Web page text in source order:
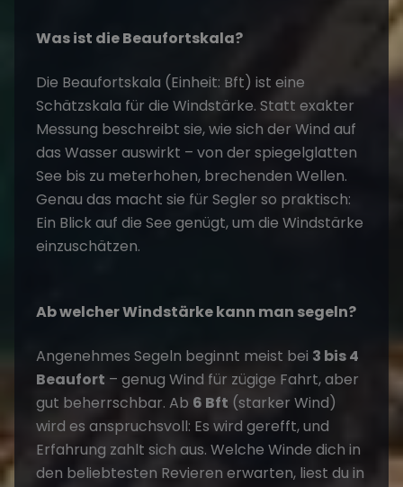
Was ist die Beaufortskala?
Die Beaufortskala (Einheit: Bft) ist eine
Schätzskala für die Windstärke. Statt exakter
Messung beschreibt sie, wie sich der Wind auf
das Wasser auswirkt – von der spiegelglatten
See bis zu meterhohen, brechenden Wellen.
Genau das macht sie für Segler so praktisch:
Ein Blick auf die See genügt, um die Windstärke
einzuschätzen.
Ab welcher Windstärke kann man segeln?
Angenehmes Segeln beginnt meist bei 3 bis 4
Beaufort – genug Wind für zügige Fahrt, aber
gut beherrschbar. Ab 6 Bft (starker Wind)
wird es anspruchsvoll: Es wird gerefft, und
Erfahrung zahlt sich aus. Welche Winde dich in
den beliebtesten Revieren erwarten, liest du in